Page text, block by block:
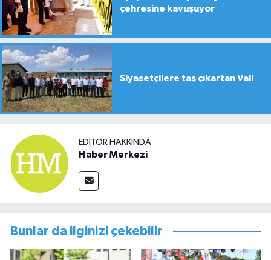
çehresine kavuşuyor
Siyasetçilere taş çıkartan Vali
EDITÖR HAKKINDA
Haber Merkezi
Bunlar da ilginizi çekebilir